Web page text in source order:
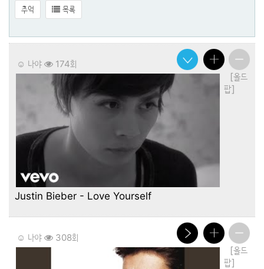
추억 목록
☺️ 나야 174회
[올드
팝]
Justin Bieber - Love Yourself
☺️ 나야 308회
[올드
팝]